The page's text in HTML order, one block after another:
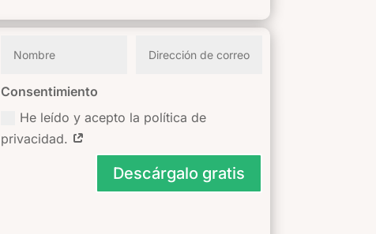
Consentimiento
He leído y acepto la política de
privacidad.
Descárgalo gratis